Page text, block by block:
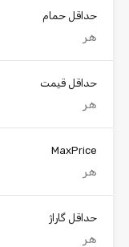
حداقل حمام
هر
حداقل قیمت
هر
MaxPrice
هر
حداقل گاراژ
هر